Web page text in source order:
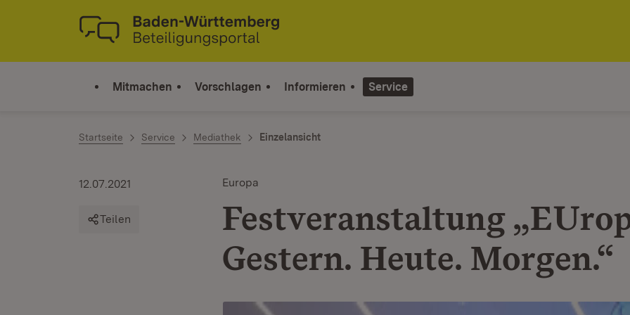
Zum Inhalt springen
Link zur Startseite
Mitmachen Vorschlagen Informieren Service
Startseite Service Mediathek Einzelansicht
Europa
Festveranstaltung
Gestern. Heute. Morgen.“
12.07.2021
Teilen